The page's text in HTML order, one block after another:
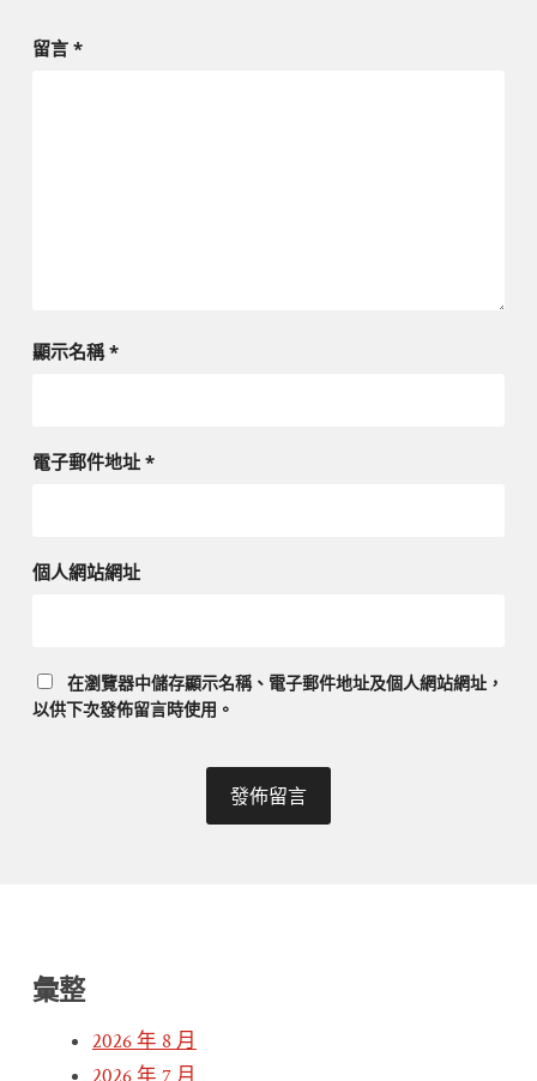
留言 *
顯示名稱*
電子郵件地址 *
個人網站網址
在瀏覽器中儲存顯示名稱、電子郵件地址及個人網站網址，
以供下次發佈留言時使用。
彙整
2026 年 8 月